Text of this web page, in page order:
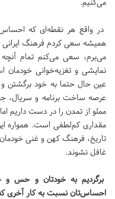
در واقع هر نقطه‌ای که
همیشه سعی کردم فرهنگ ایرانی
می‌برم، سعی می‌کنم تمام آنچه
نمایشی و تغزیه‌خوانی خودمان
عین حال حتما به خود برگشتن و
عرصه ساخت برنامه و سریال،
مملو از تمدن را در دست داریم
مقداری کم‌لطفی است. همواره
تاریخ، فرهنگ کهن و غنی خودمان
غافل نشوند.
برگردیم به خودتان و حس و
احساس‌تان نسبت به کار آخری